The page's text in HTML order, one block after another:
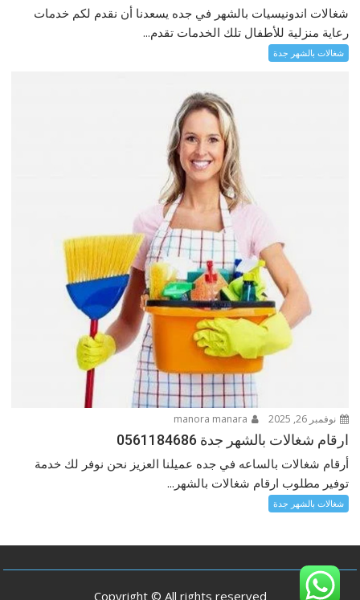
شغالات اندونيسيات بالشهر في جده يسعدنا أن نقدم لكم خدمات
رعاية منزلية للأطفال تلك الخدمات تقدم...
شغالات بالشهر جدة
نوفمبر 26, 2025
ارقام شغالات بالشهر جدة 0561184686
أرقام شغالات بالساعه في جده عميلنا العزيز نحن نوفر لك خدمة
توفير مطلوب ارقام شغالات بالشهر...
شغالات بالشهر جدة
Copyright © All rights reserved